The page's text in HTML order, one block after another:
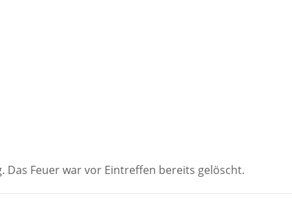
Das Feuer war vor Eintreffen bereits gelöscht.